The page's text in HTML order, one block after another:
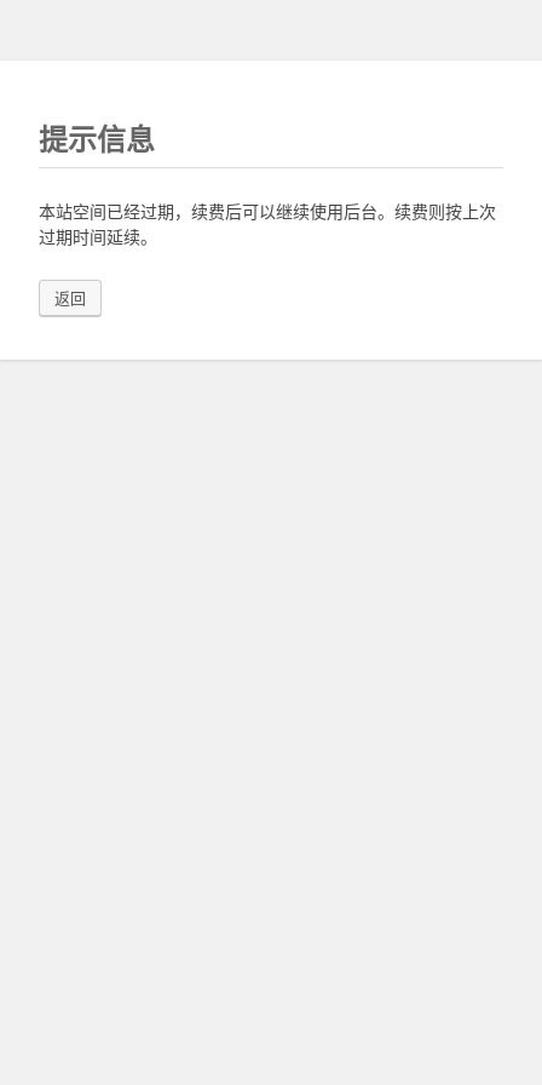
提示信息
本站空间已经过期，续费后可以继续使用后台。续费则按上次
过期时间延续。
返回